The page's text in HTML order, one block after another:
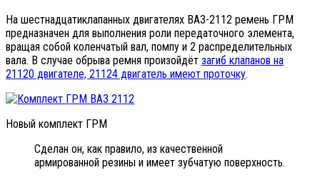
На шестнадцатиклапанных двигателях ВАЗ-2112 ремень ГРМ
предназначен для выполнения роли передаточного элемента,
вращая собой коленчатый вал, помпу и 2 распределительных
вала. В случае обрыва ремня произойдёт загиб клапанов на
21120 двигателе, 21124 двигатель имеют проточку.
Новый комплект ГРМ
Сделан он, как правило, из качественной
армированной резины и имеет зубчатую поверхность.